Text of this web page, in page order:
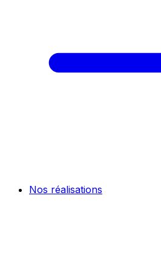
Nos réalisations